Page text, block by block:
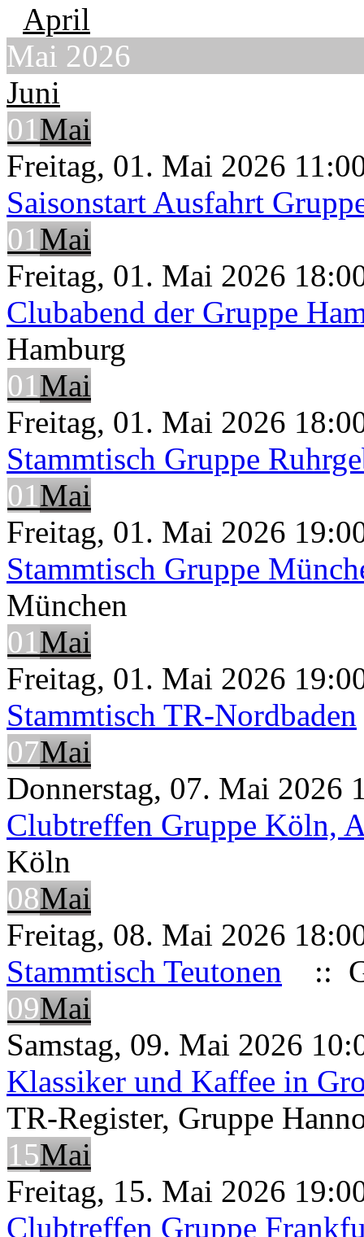
April
Mai 2026
Juni
01Mai
Freitag, 01. Mai 2026
Saisonstart Ausfahrt
01Mai
Freitag, 01. Mai 2026
Clubabend der Gruppe
Hamburg
01Mai
Freitag, 01. Mai 2026
Stammtisch Gruppe
01Mai
Freitag, 01. Mai 2026
Stammtisch Gruppe
München
01Mai
Freitag, 01. Mai 2026
Stammtisch TR-Nordbaden
07Mai
Donnerstag, 07. Mai 2026
Clubtreffen Gruppe Köln,
Köln
08Mai
Freitag, 08. Mai 2026
Stammtisch Teutonen
::
09Mai
Samstag, 09. Mai 2026
Klassiker und Kaffee in
TR-Register, Gruppe
15Mai
Freitag, 15. Mai 2026
Clubtreffen Gruppe